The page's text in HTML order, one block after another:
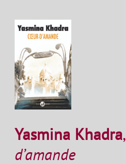
Yasmina Khadra,
d’amande